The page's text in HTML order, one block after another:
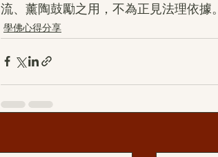
流、薰陶鼓勵之用，不為正見法理依據。
學佛心得分享